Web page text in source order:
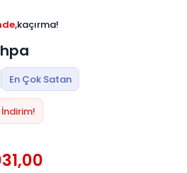
kaçırma!
En Çok Satan